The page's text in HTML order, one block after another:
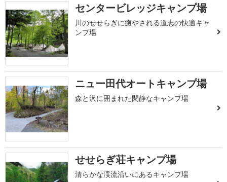
センタービレッジキャンプ場
川のせせらぎに癒やされる道志の快適キャ
ンプ場
ニュー田代オートキャンプ場
森と沢に囲まれた閑静なキャンプ場
せせらぎ荘キャンプ場
清らかな渓流沿いにあるキャンプ場